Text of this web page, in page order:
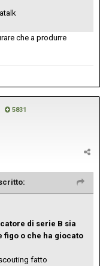
che a produrre
5831
di serie B sia
o che ha giocato
fatto